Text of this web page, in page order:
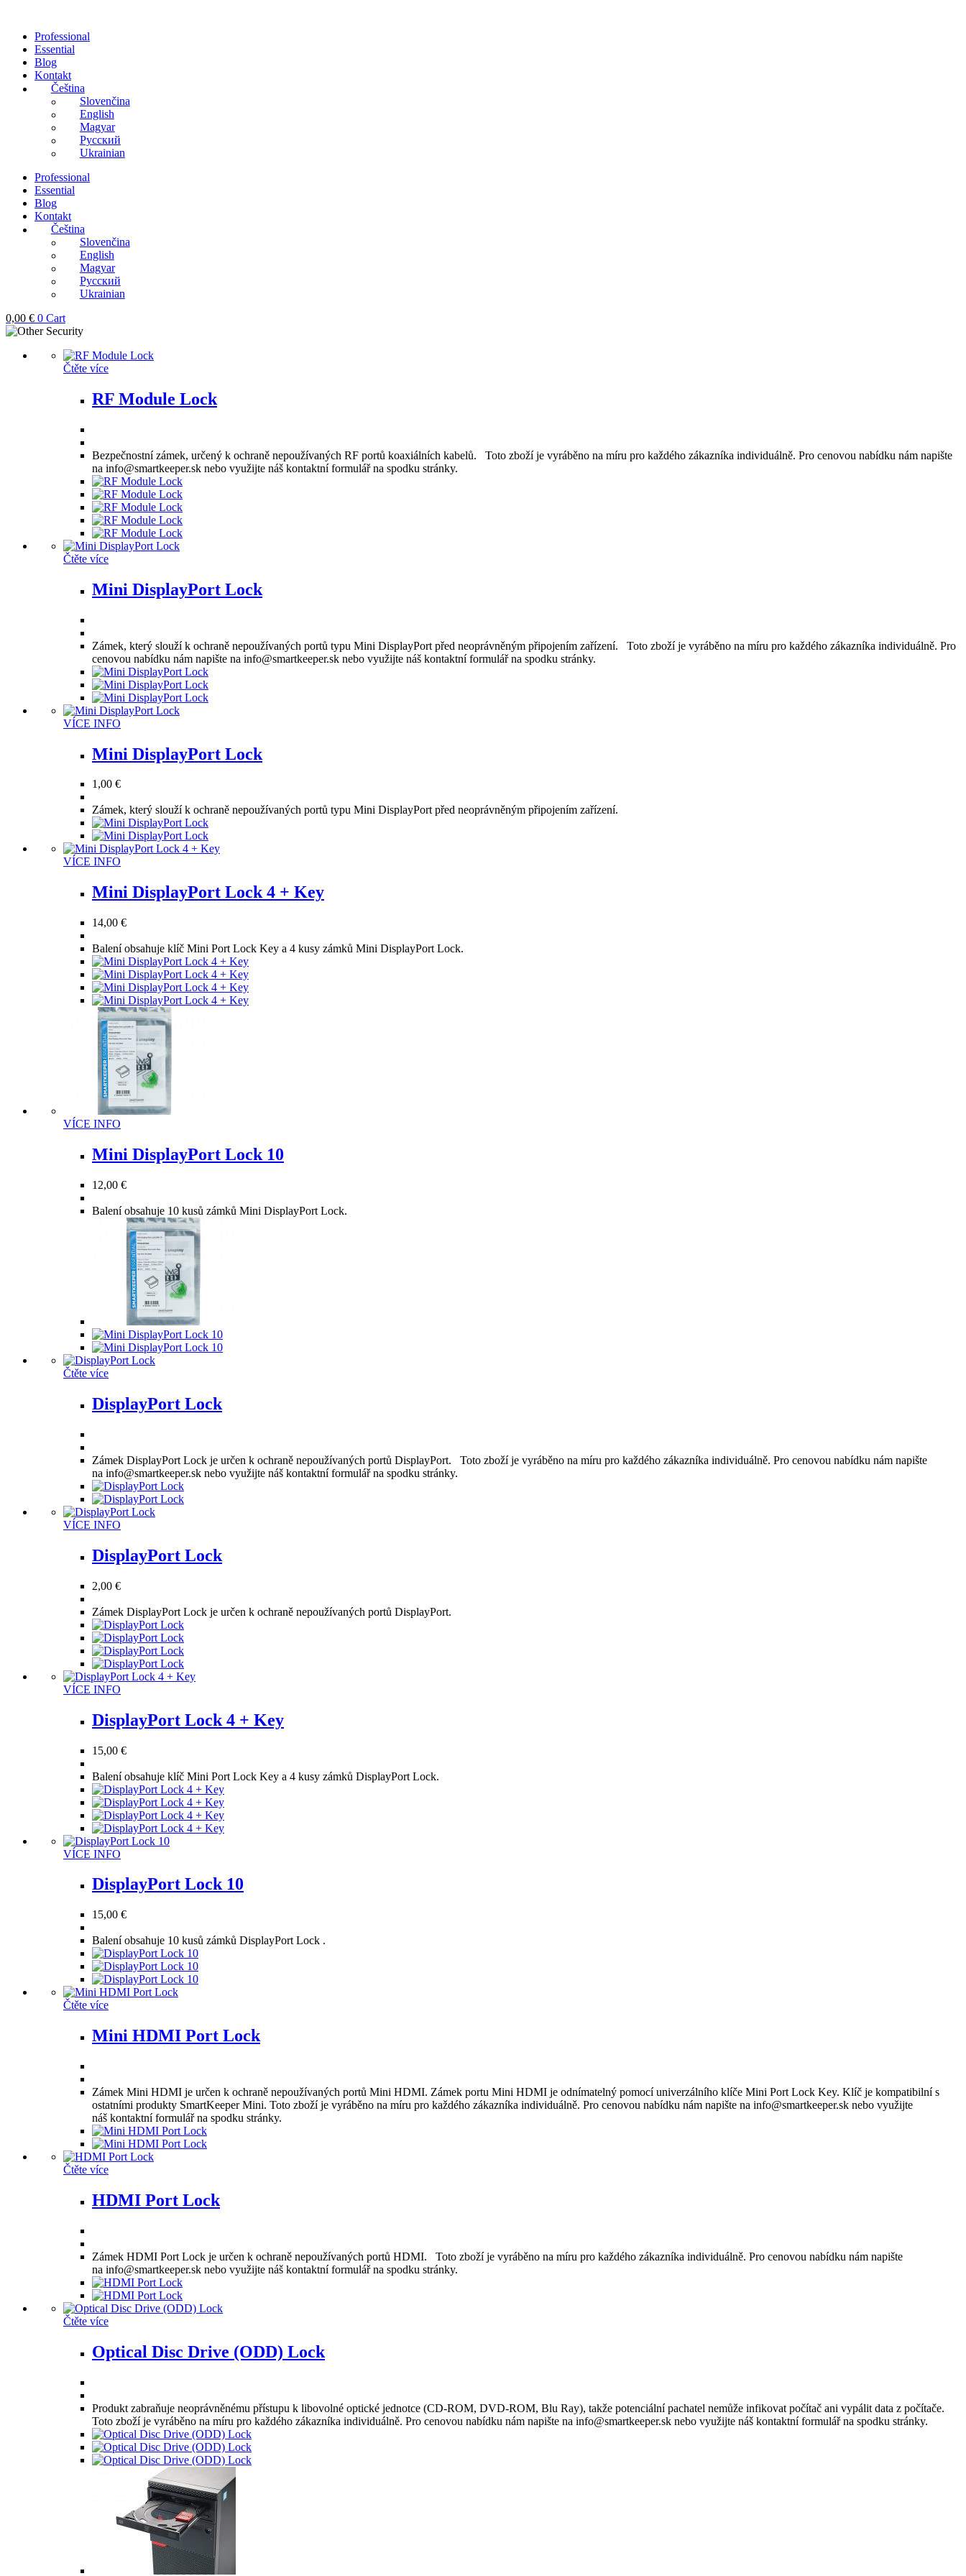
obsahuProfessional
Essential
Blog
Kontakt
Čeština
Slovenčina
English
Magyar
Русский
Ukrainian
Professional
Essential
Blog
Kontakt
Čeština
Slovenčina
English
Magyar
Русский
Ukrainian
0,00 € 0 Cart
Čtěte více
RF Module Lock
Bezpečnostní zámek, určený k ochraně nepoužívaných RF portů koaxiálních kabelů. Toto zboží je vyráběno na míru pro každého zákazníka individuálně. Pro cenovou nabídku nám napište
na info@smartkeeper.sk nebo využijte náš kontaktní formulář na spodku stránky.
Čtěte více
Mini DisplayPort Lock
Zámek, který slouží k ochraně nepoužívaných portů typu Mini DisplayPort před neoprávněným připojením zařízení. Toto zboží je vyráběno na míru pro každého zákazníka individuálně. Pro
cenovou nabídku nám napište na info@smartkeeper.sk nebo využijte náš kontaktní formulář na spodku stránky.
VÍCE INFO
má
více
Možnosti
vybrat
na
stránce
produktu
Mini DisplayPort Lock
1,00 €
Zámek, který slouží k ochraně nepoužívaných portů typu Mini DisplayPort před neoprávněným připojením zařízení.
VÍCE INFO
má
více
Možnosti
vybrat
na
stránce
produktu
Mini DisplayPort Lock 4 + Key
14,00 €
Balení obsahuje klíč Mini Port Lock Key a 4 kusy zámků Mini DisplayPort Lock.
VÍCE INFO
má
více
Možnosti
vybrat
na
stránce
produktu
Mini DisplayPort Lock 10
12,00 €
Balení obsahuje 10 kusů zámků Mini DisplayPort Lock.
Čtěte více
DisplayPort Lock
Zámek DisplayPort Lock je určen k ochraně nepoužívaných portů DisplayPort. Toto zboží je vyráběno na míru pro každého zákazníka individuálně. Pro cenovou nabídku nám napište
na info@smartkeeper.sk nebo využijte náš kontaktní formulář na spodku stránky.
VÍCE INFO
má
více
Možnosti
vybrat
na
stránce
produktu
DisplayPort Lock
2,00 €
Zámek DisplayPort Lock je určen k ochraně nepoužívaných portů DisplayPort.
VÍCE INFO
má
více
Možnosti
vybrat
na
stránce
produktu
DisplayPort Lock 4 + Key
15,00 €
Balení obsahuje klíč Mini Port Lock Key a 4 kusy zámků DisplayPort Lock.
VÍCE INFO
má
více
Možnosti
vybrat
na
stránce
produktu
DisplayPort Lock 10
15,00 €
Balení obsahuje 10 kusů zámků DisplayPort Lock .
Čtěte více
Mini HDMI Port Lock
Zámek Mini HDMI je určen k ochraně nepoužívaných portů Mini HDMI. Zámek portu Mini HDMI je odnímatelný pomocí univerzálního klíče Mini Port Lock Key. Klíč je kompatibilní s
ostatními produkty SmartKeeper Mini. Toto zboží je vyráběno na míru pro každého zákazníka individuálně. Pro cenovou nabídku nám napište na info@smartkeeper.sk nebo využijte
náš kontaktní formulář na spodku stránky.
Čtěte více
HDMI Port Lock
Zámek HDMI Port Lock je určen k ochraně nepoužívaných portů HDMI. Toto zboží je vyráběno na míru pro každého zákazníka individuálně. Pro cenovou nabídku nám napište
na info@smartkeeper.sk nebo využijte náš kontaktní formulář na spodku stránky.
Čtěte více
Optical Disc Drive (ODD) Lock
Produkt zabraňuje neoprávněnému přístupu k libovolné optické jednotce (CD-ROM, DVD-ROM, Blu Ray), takže potenciální pachatel nemůže infikovat počítač ani vypálit data z počítače.
Toto zboží je vyráběno na míru pro každého zákazníka individuálně. Pro cenovou nabídku nám napište na info@smartkeeper.sk nebo využijte náš kontaktní formulář na spodku stránky.